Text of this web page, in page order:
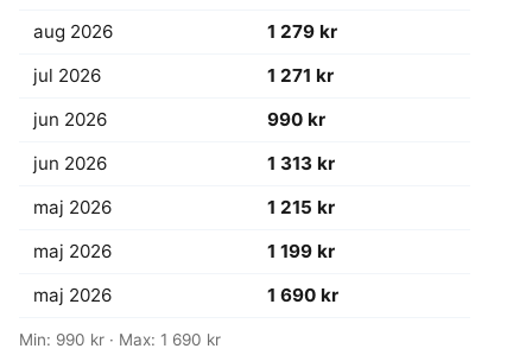
aug 2026
1 279 kr
jul 2026
1 271 kr
jun 2026
990 kr
jun 2026
1 313 kr
maj 2026
1 215 kr
maj 2026
1 199 kr
maj 2026
1 690 kr
Min: 990 kr · Max: 1 690 kr